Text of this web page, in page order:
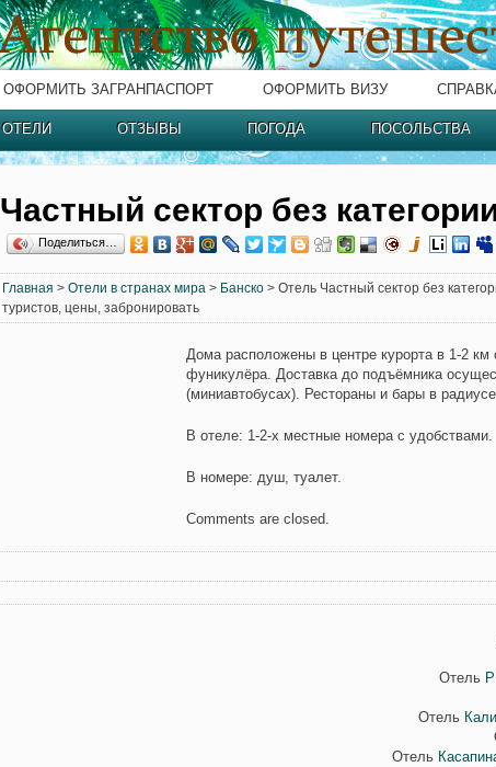
ОФОРМИТЬ ЗАГРАНПАСПОРТ ОФОРМИТЬ ВИЗУ
ОТЕЛИ ОТЗЫВЫ ПОГОДА ПОСОЛЬСТВА
Частный сектор без
Поделиться…
Главная > Отели в странах мира > Банско > Отель Частный сектор без
туристов, цены, забронировать
Дома расположены в центре курорта в 1-2 км
фуникулёра. Доставка до подъёмника
(миниавтобусах). Рестораны и бары в
В отеле: 1-2-х местные номера с удобствами.
В номере: душ, туалет.
Comments are closed.
Отель
Отель
Отель